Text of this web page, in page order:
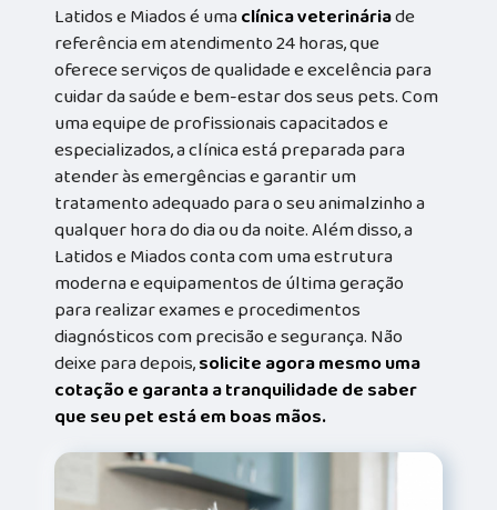
Latidos e Miados é umaclínica veterináriade
referência em atendimento 24 horas, que
oferece serviços de qualidade e excelência para
cuidar da saúde e bem-estar dos seus pets. Com
uma equipe de profissionais capacitados e
especializados, a clínica está preparada para
atender às emergências e garantir um
tratamento adequado para o seu animalzinho a
qualquer hora do dia ou da noite. Além disso, a
Latidos e Miados conta com uma estrutura
moderna e equipamentos de última geração
para realizar exames e procedimentos
diagnósticos com precisão e segurança. Não
deixe para depois,solicite agora mesmo uma
cotação e garanta a tranquilidade de saber
que seu pet está em boas mãos.